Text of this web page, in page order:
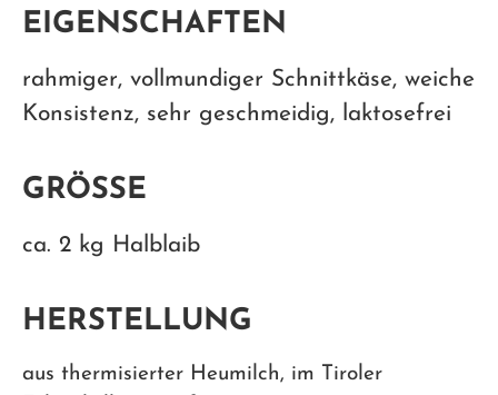
EIGENSCHAFTEN
rahmiger, vollmundiger Schnittkäse, weiche
Konsistenz, sehr geschmeidig, laktosefrei
GRÖSSE
ca. 2 kg Halblaib
HERSTELLUNG
aus thermisierter Heumilch, im Tiroler